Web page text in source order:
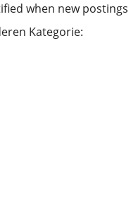
when new postings
Kategorie: